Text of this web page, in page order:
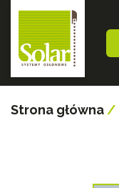
Strona główna /